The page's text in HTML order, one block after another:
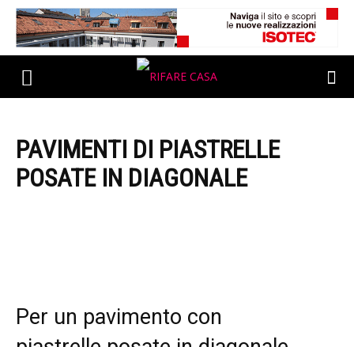
PAVIMENTI DI PIASTRELLE
POSATE IN DIAGONALE
Per un pavimento con